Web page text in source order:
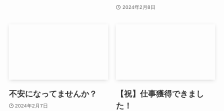
2024年2月8日
不安になってませんか？
2024年2月7日
【祝】仕事獲得できまし
た！